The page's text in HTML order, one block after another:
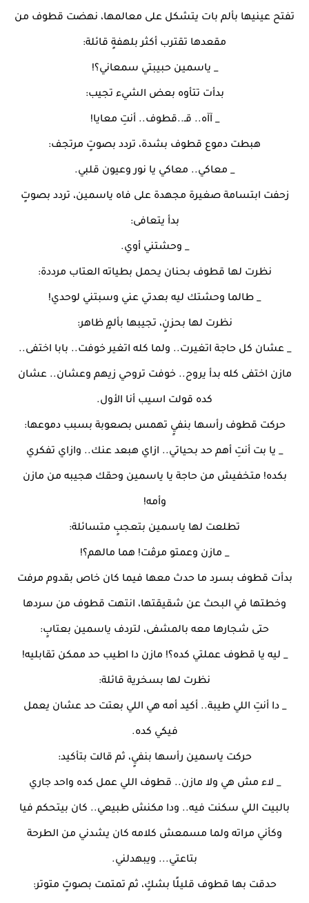
تفتح عينيها بألم بات يتشكل على معالمها، نهضت قطوف من
مقعدها تقترب أكثر بلهفةٍ قائلة:
_ ياسمين حبيبتي سمعاني؟!
بدأت تتأوه بعض الشيء تجيب:
_ آآه.. قـ..قطوف.. أنتِ معايا!
هبطت دموع قطوف بشدة، تردد بصوتٍ مرتجف:
_ معاكي.. معاكي يا نور وعيون قلبي.
زحفت ابتسامة صغيرة مجهدة على فاه ياسمين، تردد بصوتٍ
بدأ يتعافى:
_ وحشتني أوي.
نظرت لها قطوف بحنان يحمل بطياته العتاب مرددة:
_ طالما وحشتك ليه بعدتي عني وسبتني لوحدي!
نظرت لها بحزنٍ، تجيبها بألمٍ ظاهر:
_ عشان كل حاجة اتغيرت.. ولما كله اتغير خوفت.. بابا اختفى..
مازن اختفى كله بدأ يروح.. خوفت تروحي زيهم وعشان.. عشان
كده قولت اسيب أنا الأول.
حركت قطوف رأسها بنفيٍ تهمس بصعوبة بسبب دموعها:
_ يا بت أنتِ أهم حد بحياتي.. ازاي هبعد عنك.. وازاي تفكري
بكده! متخفيش من حاجة يا ياسمين وحقك هجيبه من مازن
وأمه!
تطلعت لها ياسمين بتعجبٍ متسائلة:
_ مازن وعمتو مرڤت! هما مالهم؟!
بدأت قطوف بسرد ما حدث معها فيما كان خاص بقدوم مرفت
وخطتها في البحث عن شقيقتها، انتهت قطوف من سردها
حتى شجارها معه بالمشفى، لتردف ياسمين بعتابٍ:
_ ليه يا قطوف عملتي كده؟! مازن دا اطيب حد ممكن تقابليه!
نظرت لها بسخرية قائلة:
_ دا أنتِ اللي طيبة.. أكيد أمه هي اللي بعتت حد عشان يعمل
فيكي كده.
حركت ياسمين رأسها بنفيٍ، ثم قالت بتأكيد:
_ لاء مش هي ولا مازن.. قطوف اللي عمل كده واحد جاري
بالبيت اللي سكنت فيه.. ودا مكنش طبيعي.. كان بيتحكم فيا
وكأني مراته ولما مسمعش كلامه كان يشدني من الطرحة
بتاعتي... ويبهدلني.
حدقت بها قطوف قليلًا بشكٍ، ثم تمتمت بصوتٍ متوتر: